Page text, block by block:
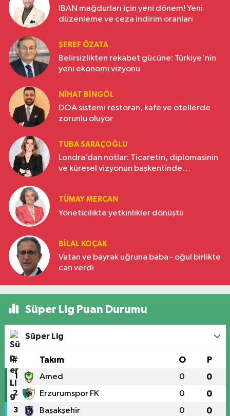
IBAN mağdurları için yeni dönem! Yeni
düzenleme ve ceza indirim oranları
ŞEREF ÖZATA
Belirsizlikten rekabet gücüne: Türkiye'nin
yeni ekonomi vizyonu
NIHAT BINGÖL
DOA sistemi restoran, kafe ve otellerde
zorunlu oluyor
TUBA SARAÇOĞLU
Londra’dan notlar: Ticaretin, diplomasinin
ve küresel vizyonun başkentinde
TÜMAY MERCAN
Yöneticilikte yetkinlikler dönüştü
BILAL KOÇAK
Vatan ve bayrak uğruna baba - oğul birlikte
can verdi
Süper Lig Puan Durumu
Süper Lig
# Takım O P
1 Amed 0 0
2 Erzurumspor FK 0 0
3 Başakşehir 0 0